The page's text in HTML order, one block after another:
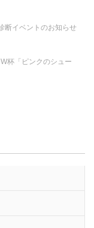
断イベントのお知らせ
杯「ピンクのシュー